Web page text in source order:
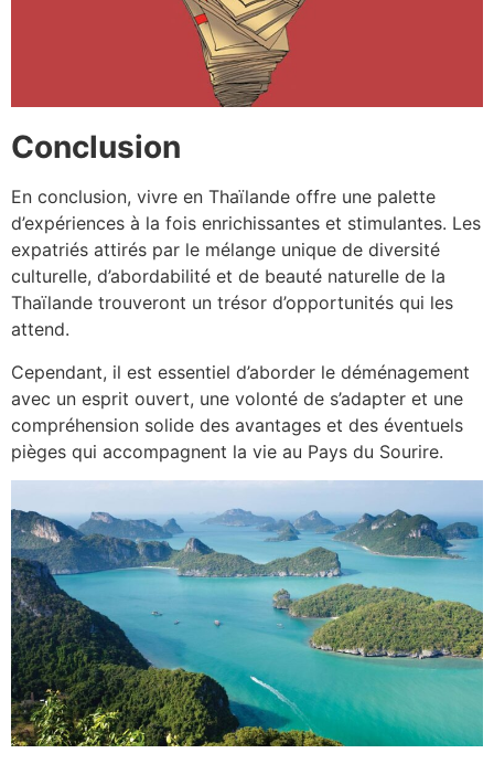
Conclusion
En conclusion, vivre en Thaïlande offre une palette
d’expériences à la fois enrichissantes et stimulantes. Les
expatriés attirés par le mélange unique de diversité
culturelle, d’abordabilité et de beauté naturelle de la
Thaïlande trouveront un trésor d’opportunités qui les
attend.
Cependant, il est essentiel d’aborder le déménagement
avec un esprit ouvert, une volonté de s’adapter et une
compréhension solide des avantages et des éventuels
pièges qui accompagnent la vie au Pays du Sourire.